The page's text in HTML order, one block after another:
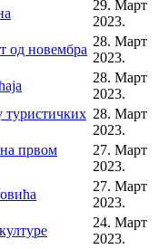
29. Март
2023.
од новембра
28. Март
2023.
28. Март
2023.
туристичких 28. Март
2023.
првом
27. Март
2023.
27. Март
2023.
24. Март
2023.